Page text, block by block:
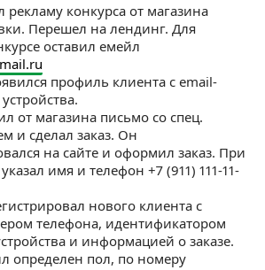
рекламу конкурса от магазина
Перешел на лендинг. Для
оставил емейл
профиль клиента с email-
от магазина письмо со спец.
и сделал заказ. Он
на сайте и оформил заказ. При
имя и телефон +7 (911) 111-11-
нового клиента с
телефона, идентификатором
и информацией о заказе.
определен пол, по номеру